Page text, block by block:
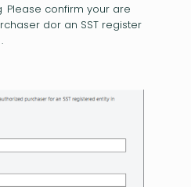
Please confirm your are
dor an SST register